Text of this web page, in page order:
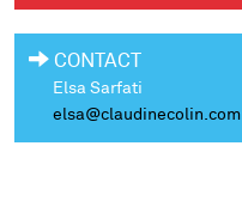
CONTACT
Elsa Sarfati
elsa@claudinecolin.com